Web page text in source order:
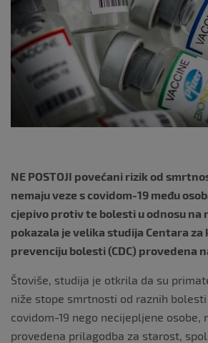
NE POSTOJI povećani rizik od
nemaju veze s covidom-19 među
cjepivo protiv te bolesti u odnosu na
pokazala je velika studija Centara
prevenciju bolesti (CDC) provedena
Štoviše, studija je otkrila da su
niže stope smrtnosti od raznih
covidom-19 nego necijepljene osobe,
provedena prilagodba za starost,